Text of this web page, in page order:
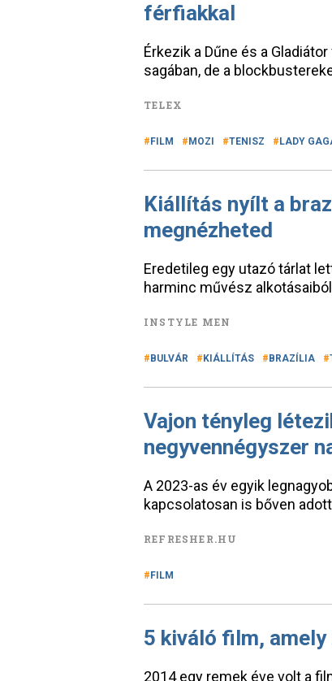
férfiakkal
Érkezik a Dűne és a
sagában, de a
TELEX
FILM MOZI TENISZ LADY
Kiállítás nyílt a
megnézheted
Eredetileg egy utazó tárlat
harminc művész
INSTYLE MEN
BULVÁR KIÁLLÍTÁS BRAZÍLIA
Vajon tényleg
negyvennégyszer
A 2023-as év egyik
kapcsolatosan is bőven
REFRESHER.HU
FILM
5 kiváló film,
2014 egy remek éve volt a